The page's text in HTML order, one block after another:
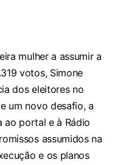
mulher a assumir a
votos, Simone
dos eleitores no
um novo desafio, a
ao portal e à Rádio
assumidos na
e os planos